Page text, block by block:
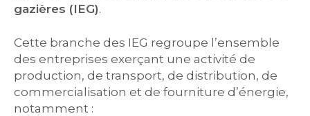
gazières (IEG).
Cette branche des IEG regroupe l’ensemble
des entreprises exerçant une activité de
production, de transport, de distribution, de
commercialisation et de fourniture d’énergie,
notamment :